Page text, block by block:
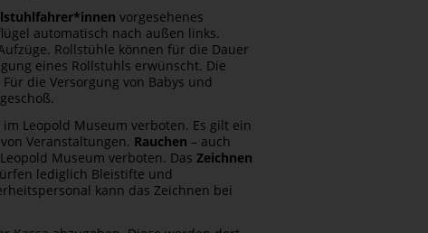
vorgesehenes
automatisch nach außen links.
Rollstühle können für die Dauer
eines Rollstuhls erwünscht. Die
die Versorgung von Babys und
im Leopold Museum verboten. Es gilt ein
Veranstaltungen. Rauchen – auch
Museum verboten. DasZeichnen
lediglich Bleistifte und
kann das Zeichnen bei